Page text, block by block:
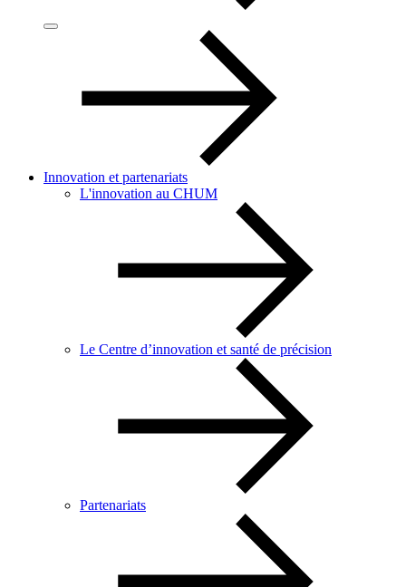
Innovation et partenariats
L'innovation au CHUM
Le Centre d’innovation et santé de précision
Partenariats